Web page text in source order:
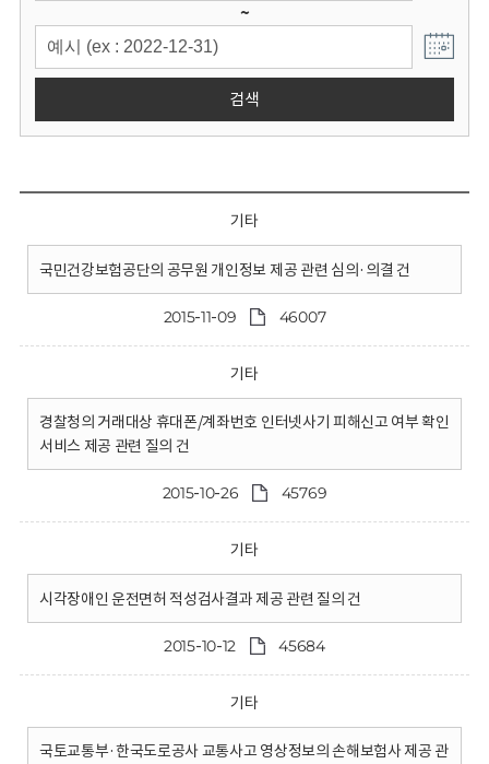
~
검색
기타
국민건강보험공단의 공무원 개인정보 제공 관련 심의·의결 건
2015-11-09 46007
기타
경찰청의 거래대상 휴대폰/계좌번호 인터넷사기 피해신고 여부 확인
서비스 제공 관련 질의 건
2015-10-26 45769
기타
시각장애인 운전면허 적성검사결과 제공 관련 질의 건
2015-10-12 45684
기타
국토교통부·한국도로공사 교통사고 영상정보의 손해보험사 제공 관